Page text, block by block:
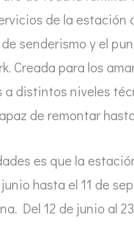
de la estación
senderismo y el
Creada para los
distintos niveles
de remontar
es que la
hasta el 11 de
Del 12 de junio al